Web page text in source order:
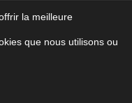
la meilleure
que nous utilisons ou